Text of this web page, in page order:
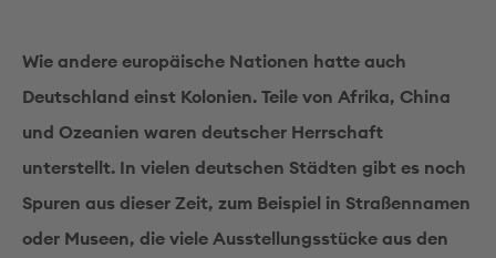
Wie andere europäische Nationen hatte auch
Deutschland einst Kolonien. Teile von Afrika, China
und Ozeanien waren deutscher Herrschaft
unterstellt. In vielen deutschen Städten gibt es noch
Spuren aus dieser Zeit, zum Beispiel in Straßennamen
oder Museen, die viele Ausstellungsstücke aus den